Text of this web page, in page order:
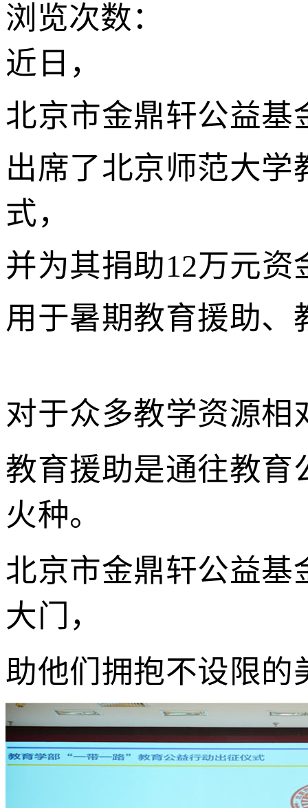
浏览次数：
近日，
北京市金鼎轩公益基
出席了北京师范大学
式，
并为其捐助12万元资
用于暑期教育援助、
对于众多教学资源相
教育援助是通往教育
火种。
北京市金鼎轩公益基
大门，
助他们拥抱不设限的